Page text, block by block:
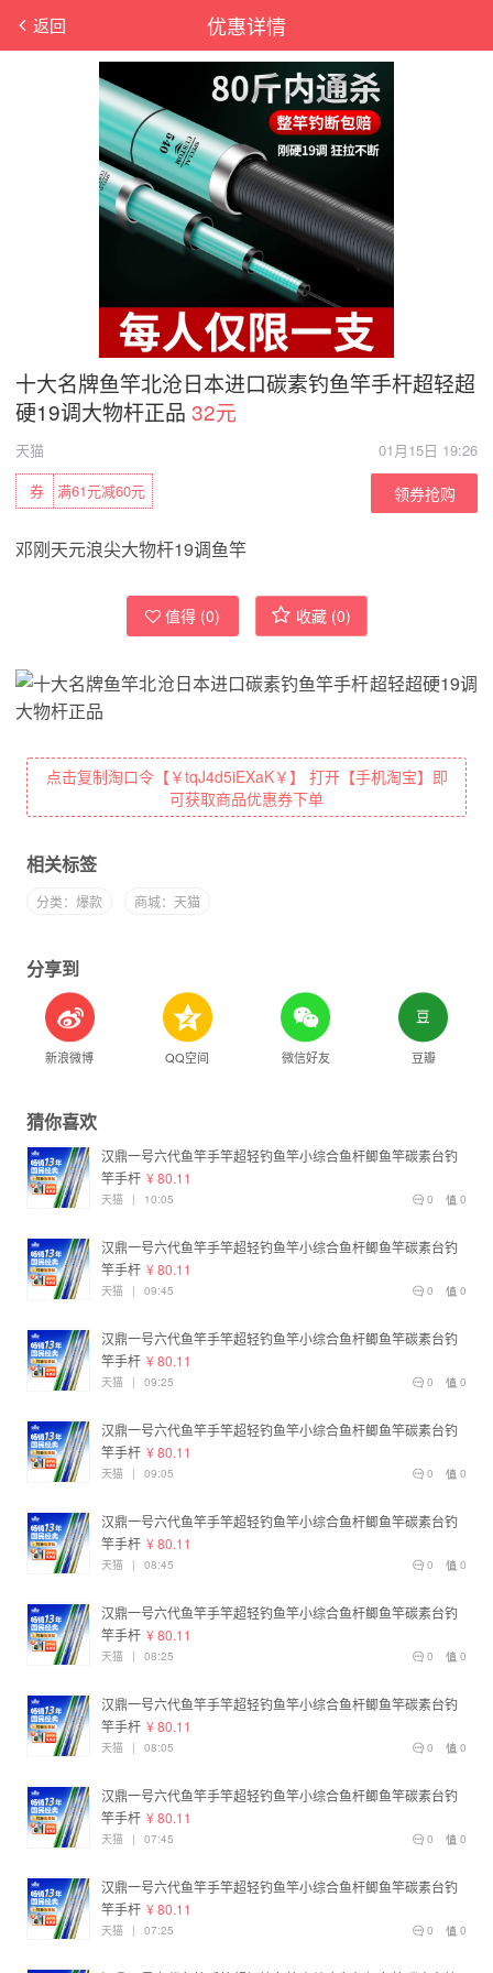
优惠详情
返回
十大名牌鱼竿北沧日本进口碳素钓鱼竿手杆超轻超
硬19调大物杆正品 32元
天猫
01月15日 19:26
满61元减60元
券 领券抢购
邓刚天元浪尖大物杆19调鱼竿
值得 (0) 收藏 (0)
点击复制淘口令【￥tqJ4d5iEXaK￥】 打开【手机淘宝】即
可获取商品优惠券下单
相关标签
分类：爆款 商城：天猫
分享到
新浪微博 QQ空间 微信好友 豆瓣
猜你喜欢
汉鼎一号六代鱼竿手竿超轻钓鱼竿小综合鱼杆鲫鱼竿碳素台钓
竿手杆 ¥ 80.11
0
0
天猫 | 10:05
汉鼎一号六代鱼竿手竿超轻钓鱼竿小综合鱼杆鲫鱼竿碳素台钓
竿手杆 ¥ 80.11
0
0
天猫 | 09:45
汉鼎一号六代鱼竿手竿超轻钓鱼竿小综合鱼杆鲫鱼竿碳素台钓
竿手杆 ¥ 80.11
0
0
天猫 | 09:25
汉鼎一号六代鱼竿手竿超轻钓鱼竿小综合鱼杆鲫鱼竿碳素台钓
竿手杆 ¥ 80.11
0
0
天猫 | 09:05
汉鼎一号六代鱼竿手竿超轻钓鱼竿小综合鱼杆鲫鱼竿碳素台钓
竿手杆 ¥ 80.11
0
0
天猫 | 08:45
汉鼎一号六代鱼竿手竿超轻钓鱼竿小综合鱼杆鲫鱼竿碳素台钓
竿手杆 ¥ 80.11
0
0
天猫 | 08:25
汉鼎一号六代鱼竿手竿超轻钓鱼竿小综合鱼杆鲫鱼竿碳素台钓
竿手杆 ¥ 80.11
0
0
天猫 | 08:05
汉鼎一号六代鱼竿手竿超轻钓鱼竿小综合鱼杆鲫鱼竿碳素台钓
竿手杆 ¥ 80.11
0
0
天猫 | 07:45
汉鼎一号六代鱼竿手竿超轻钓鱼竿小综合鱼杆鲫鱼竿碳素台钓
竿手杆 ¥ 80.11
0
0
天猫 | 07:25